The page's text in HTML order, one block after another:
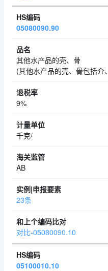
05080090.90
其他水产品的壳、骨
(其他水产品的壳、骨包括
9%
千克/
AB
23条
对比-05080090.10
05100010.10